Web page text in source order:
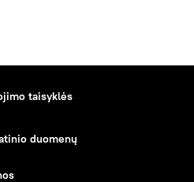
taisyklės
duomenų